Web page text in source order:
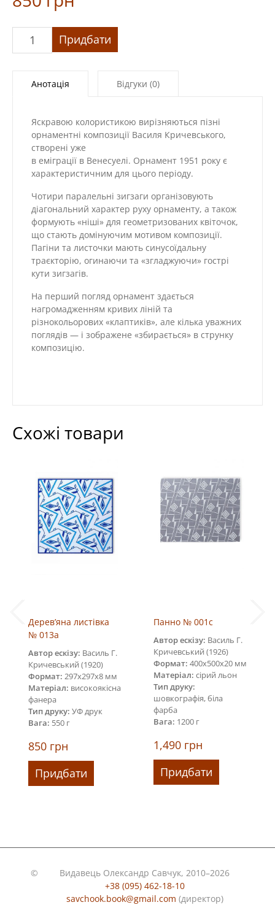
листівка
кількість
Придбати
Анотація Відгуки (0)
Яскравою колористикою вирізняються пізні
орнаментні композиції Василя Кричевського,
створені уже
в еміграції в Венесуелі. Орнамент 1951 року є
характеристичним для цього періоду.
Чотири паралельні зигзаги організовують
діагональний характер руху орнаменту, а також
формують «ніші» для геометризованих квіточок,
що стають домінуючим мотивом композиції.
Пагіни та листочки мають синусоїдальну
траєкторію, огинаючи та «згладжуючи» гострі
кути зигзагів.
На перший погляд орнамент здається
нагромадженням кривих ліній та
різнокольорових «клаптиків», але кілька уважних
поглядів — і зображене «збирається» в струнку
композицію.
Схожі товари
Дерев’яна листівка
№ 013a
Автор ескізу: Василь Г.
Кричевський (1920)
Формат: 297х297х8 мм
Матеріал: високоякісна
фанера
Тип друку: УФ друк
Вага: 550 г
850 грн
Придбати
Панно № 001c
Автор ескізу: Василь Г.
Кричевський (1926)
Формат: 400х500х20 мм
Матеріал: сірий льон
Тип друку:
шовкографія, біла
фарба
Вага: 1200 г
1,490 грн
Придбати
©
Видавець Олександр Савчук, 2010–2026
+38 (095) 462-18-10
savchook.book@gmail.com (директор)